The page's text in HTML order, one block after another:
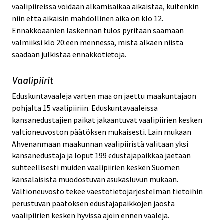
vaalipiireissä voidaan alkamisaikaa aikaistaa, kuitenkin
niin että aikaisin mahdollinen aika on klo 12.
Ennakkoäänien laskennan tulos pyritään saamaan
valmiiksi klo 20:een mennessä, mistä alkaen niistä
saadaan julkistaa ennakkotietoja.
Vaalipiirit
Eduskuntavaaleja varten maa on jaettu maakuntajaon
pohjalta 15 vaalipiiriin. Eduskuntavaaleissa
kansanedustajien paikat jakaantuvat vaalipiirien kesken
valtioneuvoston päätöksen mukaisesti. Lain mukaan
Ahvenanmaan maakunnan vaalipiiristä valitaan yksi
kansanedustaja ja loput 199 edustajapaikkaa jaetaan
suhteellisesti muiden vaalipiirien kesken Suomen
kansalaisista muodostuvan asukasluvun mukaan.
Valtioneuvosto tekee väestötietojärjestelmän tietoihin
perustuvan päätöksen edustajapaikkojen jaosta
vaalipiirien kesken hyvissä ajoin ennen vaaleja.